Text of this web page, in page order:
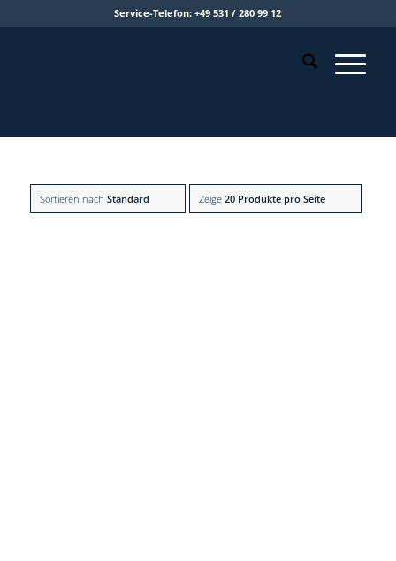
Service-Telefon: +49 531 / 280 99 12
Sortieren nach Standard Zeige 20 Produkte pro Seite